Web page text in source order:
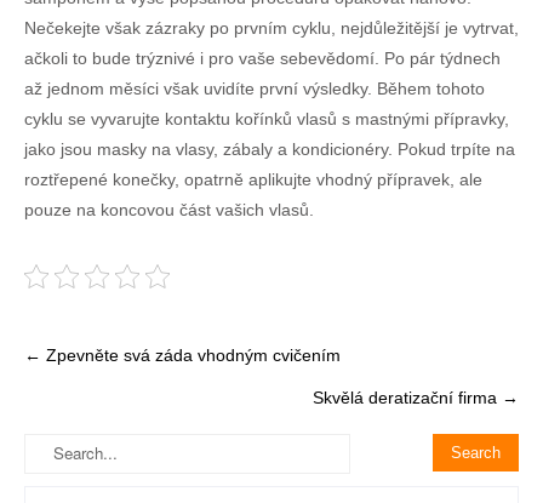
Nečekejte však zázraky po prvním cyklu, nejdůležitější je vytrvat,
ačkoli to bude trýznivé i pro vaše sebevědomí. Po pár týdnech
až jednom měsíci však uvidíte první výsledky. Během tohoto
cyklu se vyvarujte kontaktu kořínků vlasů s mastnými přípravky,
jako jsou masky na vlasy, zábaly a kondicionéry. Pokud trpíte na
roztřepené konečky, opatrně aplikujte vhodný přípravek, ale
pouze na koncovou část vašich vlasů.
Post
← Zpevněte svá záda vhodným cvičením
Skvělá deratizační firma →